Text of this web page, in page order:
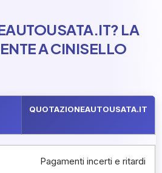
LA
A CINISELLO
QUOTAZIONEAUTOUSATA.IT
Pagamenti incerti e ritardi